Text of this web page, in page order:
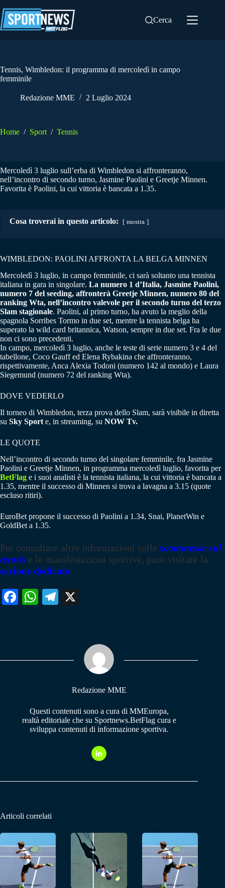
al
contenuto
Cerca
Tennis, Wimbledon: il programma di mercoledì in campo
femminile
Redazione MME 2 Luglio 2024
Home / Sport / Tennis
Mercoledì 3 luglio sull’erba di Wimbledon si affronteranno,
nell’incontro di secondo turno, Jasmine Paolini e Greetje Minnen.
Favorita è Paolini, la cui vittoria è bancata a 1.35.
Cosa troverai in questo articolo: mostra
WIMBLEDON: PAOLINI AFFRONTA LA BELGA MINNEN
Mercoledì 3 luglio, in campo femminile, ci sarà soltanto una tennista
italiana in gara in singolare. La numero 1 d’Italia, Jasmine Paolini,
numero 7 del seeding, affronterà Greetje Minnen, numero 80 del
ranking Wta, nell’incontro valevole per il secondo turno del terzo
Slam stagionale. Paolini, al primo turno, ha avuto la meglio della
spagnola Sorribes Tormo in due set, mentre la tennista belga ha
superato la wild card britannica, Watson, sempre in due set. Fra le due
non ci sono precedenti.
In campo, mercoledì 3 luglio, anche le teste di serie numero 3 e 4 del
tabellone, Coco Gauff ed Elena Rybakina che affronteranno,
rispettivamente, Anca Alexia Todoni (numero 142 al mondo) e Laura
Siegemund (numero 72 del ranking Wta).
DOVE VEDERLO
Il torneo di Wimbledon, terza prova dello Slam, sarà visibile in diretta
su Sky Sport e, in streaming, su NOW Tv.
LE QUOTE
Nell’incontro di secondo turno del singolare femminile, fra Jasmine
Paolini e Greetje Minnen, in programma mercoledì luglio, favorita per
BetFlag e i suoi analisti è la tennista italiana, la cui vittoria è bancata a
1.35, mentre il successo di Minnen si trova a lavagna a 3.15 (quote
escluso ritiri).
EuroBet propone il successo di Paolini a 1.34, Snai, PlanetWin e
GoldBet a 1.35.
Per consultare altre informazioni sulle scommesse sul
tennis e le manifestazioni sportive, puoi visitare la
sezione dedicata
Fa W
pp
Te
m
Redazione MME
Questi contenuti sono a cura di MMEuropa,
realtà editoriale che su Sportnews.BetFlag cura e
sviluppa contenuti di informazione sportiva.
Articoli correlati